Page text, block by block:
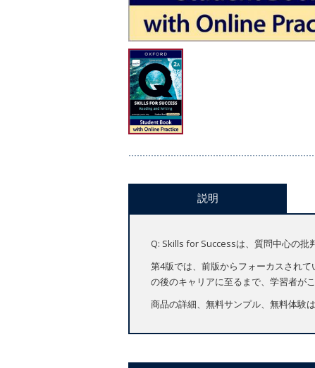
説明
Q: Skills for Successは、質問中心の批
第4版では、前版からフォーカスされ
の後のキャリアに至るまで、学習者が
商品の詳細、無料サンプル、無料体験は